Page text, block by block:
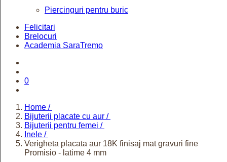
Piercinguri pentru buric
Felicitari
Brelocuri
Academia SaraTremo
0
Home /
Bijuterii placate cu aur /
Bijuterii pentru femei /
Inele /
Verigheta placata aur 18K finisaj mat gravuri fine
Promisio - latime 4 mm